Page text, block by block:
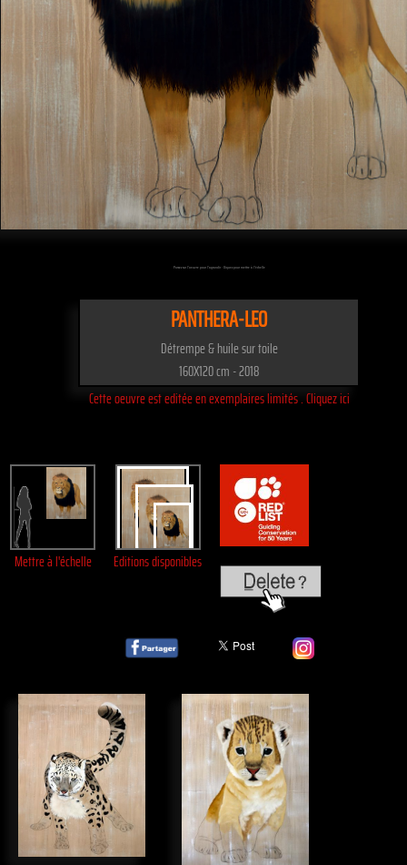
Passez sur l'oeuvre pour l'agrandir - Cliquez pour mettre à l'échelle
PANTHERA-LEO
Détrempe & huile sur toile
160X120 cm - 2018
Cette oeuvre est editée en exemplaires limités . Cliquez ici
Mettre à l'échelle Editions disponibles